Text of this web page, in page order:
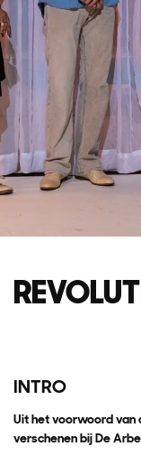
INTRO
Uit het voorwoord van
verschenen bij De